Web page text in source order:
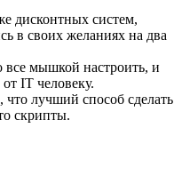
дисконтных систем,
в своих желаниях на два
мышкой настроить, и
IT человеку.
что лучший способ сделать
скрипты.